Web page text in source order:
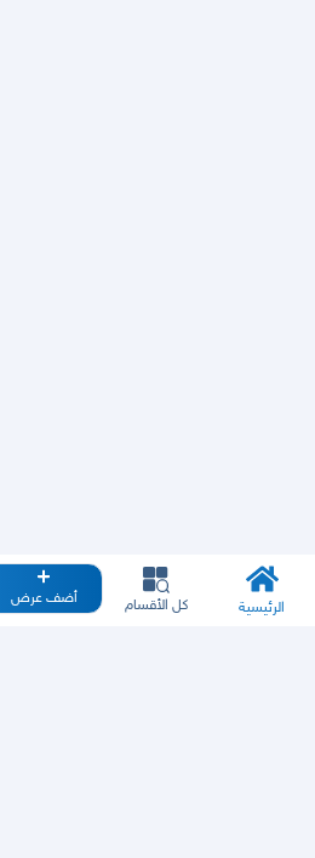
الرئيسية كل الأقسام أضف عرض